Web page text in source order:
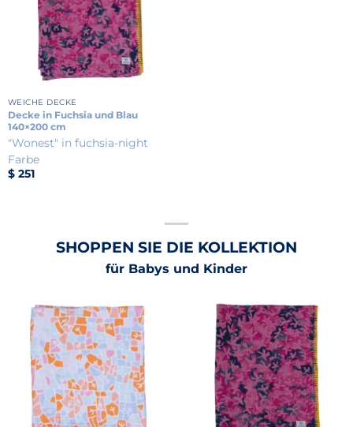
WEICHE DECKE
Decke in Fuchsia und Blau
140×200 cm
"Wonest" in fuchsia-night
Farbe
$251
SHOPPEN SIE DIE KOLLEKTION
für Babys und Kinder